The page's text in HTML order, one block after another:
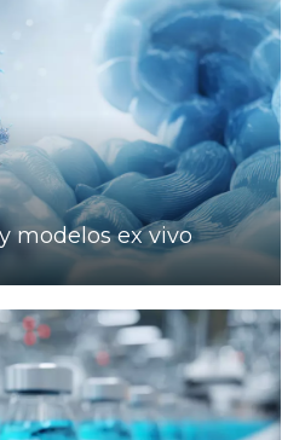
modelos ex vivo